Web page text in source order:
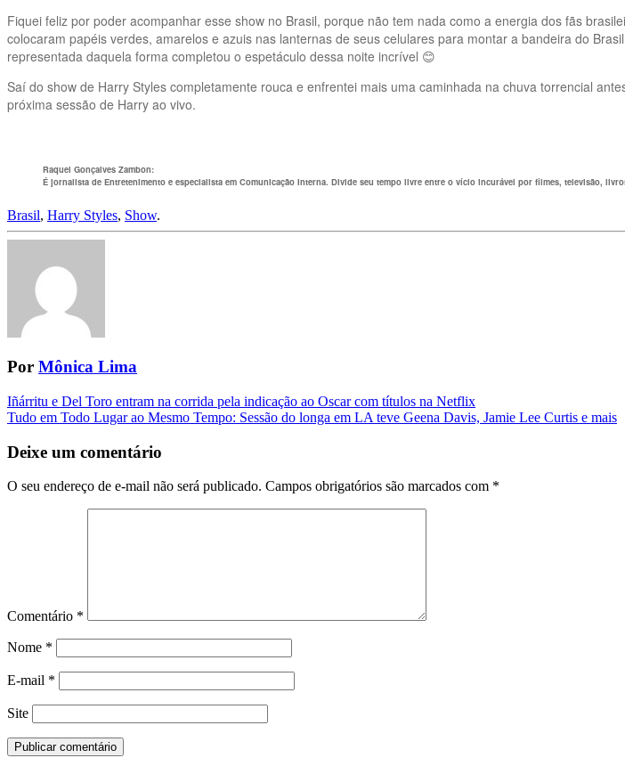
Fiquei feliz por poder acompanhar esse show no Brasil, porque não tem nada como a energia dos fãs
colocaram papéis verdes, amarelos e azuis nas lanternas de seus celulares para montar a bandeira do
representada daquela forma completou o espetáculo dessa noite incrível 😊
Saí do show de Harry Styles completamente rouca e enfrentei mais uma caminhada na chuva torrencial
próxima sessão de Harry ao vivo.
Raquel Gonçalves Zambon:
É jornalista de Entretenimento e especialista em Comunicação Interna. Divide seu tempo livre entre o vício incurável por filmes, televisão,
Brasil, Harry Styles, Show.
Por Mônica Lima
Navegação
da
Postagem
Iñárritu e Del Toro entram na corrida pela indicação ao Oscar com títulos na Netflix
Tudo em Todo Lugar ao Mesmo Tempo: Sessão do longa em LA teve Geena Davis, Jamie Lee Curtis e mais
Deixe um comentário
O seu endereço de e-mail não será publicado. Campos obrigatórios são marcados com *
Comentário *
Nome *
E-mail *
Site